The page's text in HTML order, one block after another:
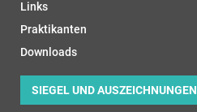
Links
Praktikanten
Downloads
SIEGEL UND AUSZEICHNUNGEN